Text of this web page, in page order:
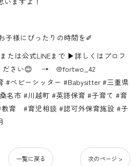
子様にぴったりの時間を✐
たは公式LINEまで ▶詳しくはプロフ
ください😊 → @fortwo_42
#ベビーシッター #Babysitter #三重県
名市 #川越町 #英語保育 #子育て #育
教育 #育児相談 #認可外保育施設 #子
一覧に戻る 次のページ >